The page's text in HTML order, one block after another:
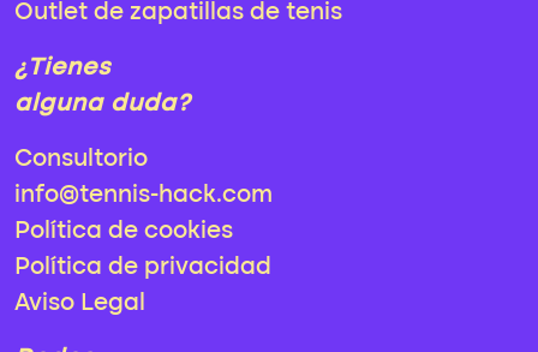
Outlet de zapatillas de tenis
¿Tienes
alguna duda?
Consultorio
info@tennis-hack.com
Política de cookies
Política de privacidad
Aviso Legal